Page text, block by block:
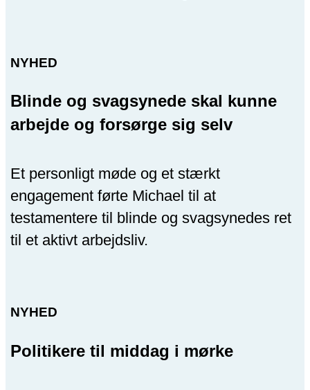
NYHED
Blinde og svagsynede skal kunne
arbejde og forsørge sig selv
Et personligt møde og et stærkt
engagement førte Michael til at
testamentere til blinde og svagsynedes ret
til et aktivt arbejdsliv.
NYHED
Politikere til middag i mørke